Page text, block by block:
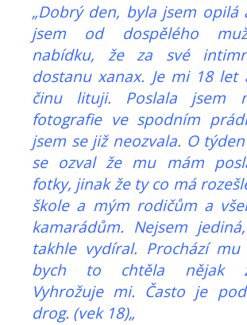
„Dobrý den, byla jsem opilá
jsem od dospělého
nabídku, že za své
dostanu xanax. Je mi 18 let
činu lituji. Poslala jsem
fotografie ve spodním
jsem se již neozvala. O
se ozval že mu mám
fotky, jinak že ty co má
škole a mým rodičům a
kamarádům. Nejsem
takhle vydíral. Prochází
bych to chtěla nějak
Vyhrožuje mi. Často je
drog. (vek 18)„